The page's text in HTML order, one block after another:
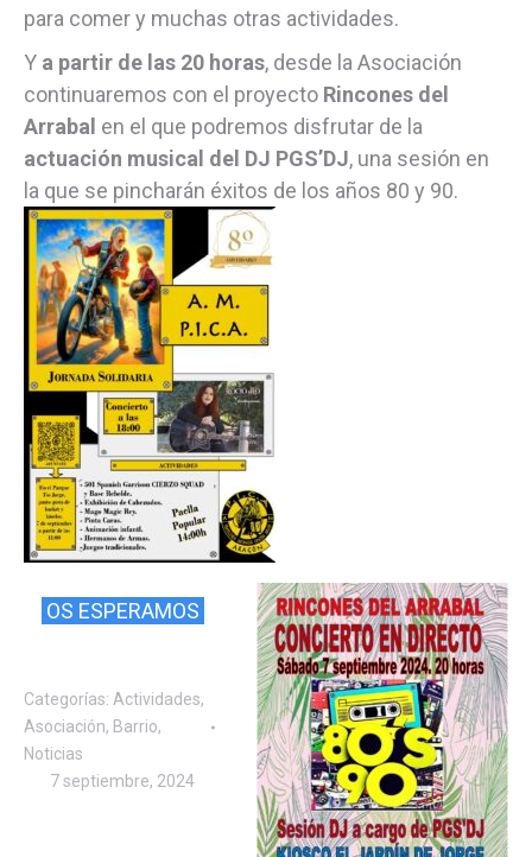
para comer y muchas otras actividades.
Y a partir de las 20 horas, desde la Asociación
continuaremos con el proyecto Rincones del
Arrabal en el que podremos disfrutar de la
actuación musical del DJ PGS’DJ, una sesión en
la que se pincharán éxitos de los años 80 y 90.
OS ESPERAMOS
Categorías: Actividades,
Asociación, Barrio,
Noticias
7 septiembre, 2024